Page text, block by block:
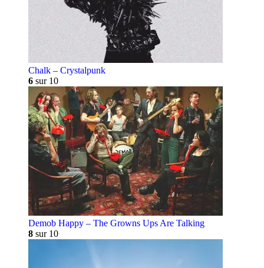
Chalk – Crystalpunk
6 sur 10
Demob Happy – The Growns Ups Are Talking
8 sur 10